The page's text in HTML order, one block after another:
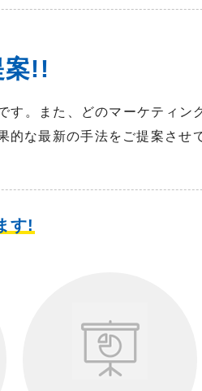
案!!
す。また、どのマーケティン
な最新の手法をご提案させ
す!